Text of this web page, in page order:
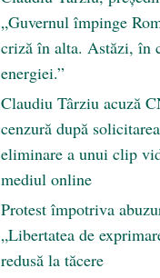
„Guvernul împinge
criză în alta. Astăzi, în
energiei.”
Claudiu Târziu acuză
cenzură după
eliminare a unui clip
mediul online
Protest împotriva
„Libertatea de
redusă la tăcere